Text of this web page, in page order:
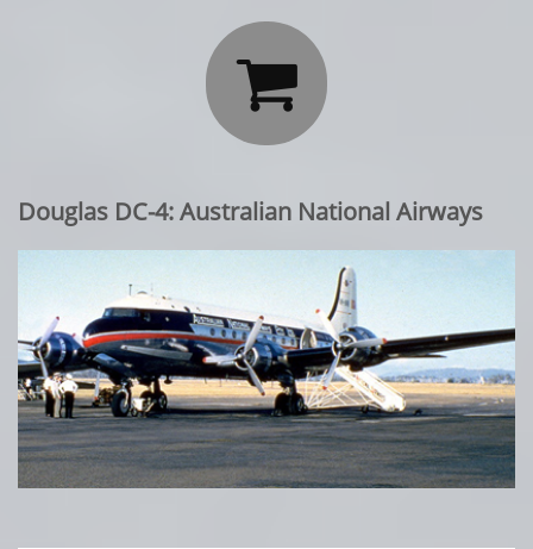

Douglas DC-4: Australian National Airways